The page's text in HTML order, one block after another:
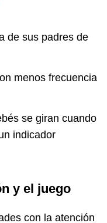
de sus padres de
menos frecuencia
se giran cuando
indicador
y el juego
con la atención